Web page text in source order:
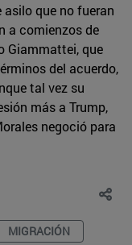
que no fueran
a comienzos de
Giammattei, que
del acuerdo,
tal vez su
más a Trump,
negoció para
MIGRACIÓN